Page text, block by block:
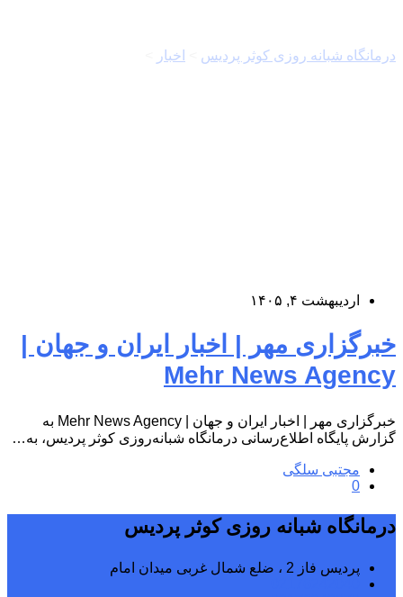
درمانگاه شبانه روزی کوثر پردیس اخبار
اردیبهشت ۴, ۱۴۰۵
خبرگزاری مهر | اخبار ایران و جهان |
Mehr News Agency
خبرگزاری مهر | اخبار ایران و جهان | Mehr News Agency به
گزارش پایگاه اطلاع‌رسانی درمانگاه شبانه‌روزی کوثر پردیس، به…
مجتبی سلگی
0
درمانگاه شبانه روزی کوثر پردیس
پردیس فاز 2 ، ضلع شمال غربی میدان امام